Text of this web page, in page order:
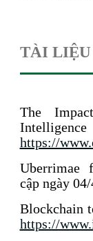
TÀI
The
https://
Uberrimae
cập ngày
Blockchain
https://